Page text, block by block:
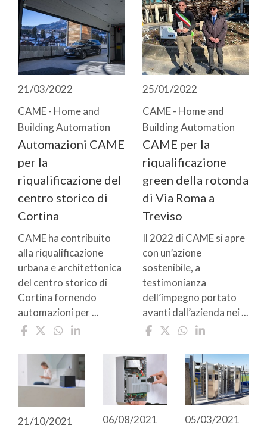
21/03/2022
CAME - Home and
Building Automation
Automazioni CAME
per la
riqualificazione del
centro storico di
Cortina
CAME ha contribuito
alla riqualificazione
urbana e architettonica
del centro storico di
Cortina fornendo
automazioni per ...
25/01/2022
CAME - Home and
Building Automation
CAME per la
riqualificazione
green della rotonda
di Via Roma a
Treviso
Il 2022 di CAME si apre
con un’azione
sostenibile, a
testimonianza
dell’impegno portato
avanti dall’azienda nei ...
21/10/2021
06/08/2021
05/03/2021